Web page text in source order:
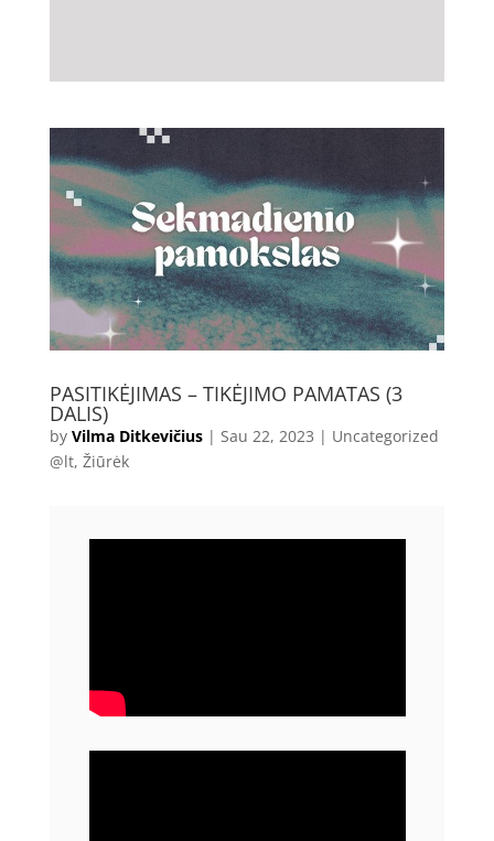
PASITIKĖJIMAS – TIKĖJIMO PAMATAS (3
DALIS)
by Vilma Ditkevičius| Sau 22, 2023 | Uncategorized
@lt, Žiūrėk